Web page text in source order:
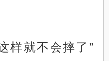
样就不会摔了”